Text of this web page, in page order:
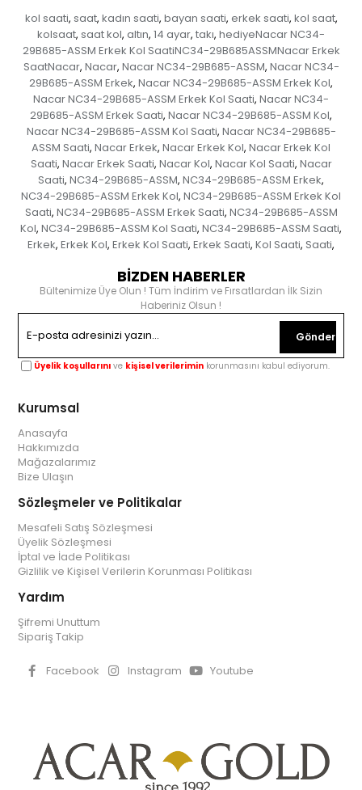
kol saati, saat, kadın saati, bayan saati, erkek saati, kol saat,
kolsaat, saat kol, altın, 14 ayar, takı, hediyeNacar NC34-
29B685-ASSM Erkek Kol SaatiNC34-29B685ASSMNacar Erkek
SaatNacar, Nacar, Nacar NC34-29B685-ASSM, Nacar NC34-
29B685-ASSM Erkek, Nacar NC34-29B685-ASSM Erkek Kol,
Nacar NC34-29B685-ASSM Erkek Kol Saati, Nacar NC34-
29B685-ASSM Erkek Saati, Nacar NC34-29B685-ASSM Kol,
Nacar NC34-29B685-ASSM Kol Saati, Nacar NC34-29B685-
ASSM Saati, Nacar Erkek, Nacar Erkek Kol, Nacar Erkek Kol
Saati, Nacar Erkek Saati, Nacar Kol, Nacar Kol Saati, Nacar
Saati, NC34-29B685-ASSM, NC34-29B685-ASSM Erkek,
NC34-29B685-ASSM Erkek Kol, NC34-29B685-ASSM Erkek Kol
Saati, NC34-29B685-ASSM Erkek Saati, NC34-29B685-ASSM
Kol, NC34-29B685-ASSM Kol Saati, NC34-29B685-ASSM Saati,
Erkek, Erkek Kol, Erkek Kol Saati, Erkek Saati, Kol Saati, Saati,
BİZDEN HABERLER
Bültenimize Üye Olun ! Tüm İndirim ve Fırsatlardan İlk Sizin
Haberiniz Olsun !
Gönder
Üyelik koşullarını ve kişisel verilerimin korunmasını kabul ediyorum.
Kurumsal
Anasayfa
Hakkımızda
Mağazalarımız
Bize Ulaşın
Sözleşmeler ve Politikalar
Mesafeli Satış Sözleşmesi
Üyelik Sözleşmesi
İptal ve İade Politikası
Gizlilik ve Kişisel Verilerin Korunması Politikası
Yardım
Şifremi Unuttum
Sipariş Takip
Facebook Instagram Youtube